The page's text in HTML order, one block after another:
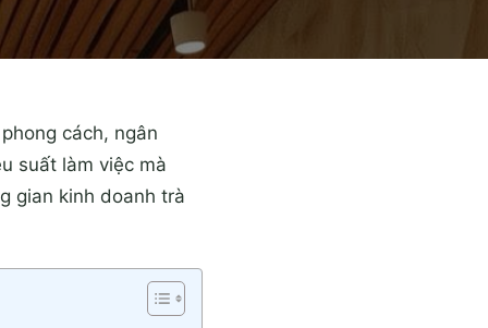
cách, ngân
suất làm việc mà
gian kinh doanh trà